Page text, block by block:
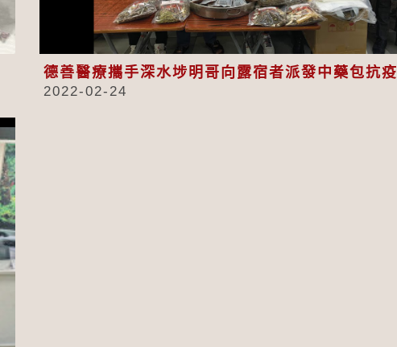
德善醫療攜手深水埗明哥向露宿者派發中藥包抗疫
2022-02-24